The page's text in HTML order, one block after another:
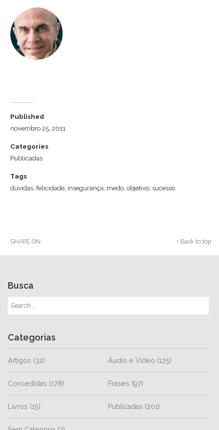
Published
novembro 25, 2011
Categories
Publicadas
Tags
dúvidas,felicidade, insegurança, medo,objetivo,sucesso
SHARE ON: ↑ Back to top
Busca
Categorias
Artigos (32) Áudio e Vídeo (125)
Concedidas (178) Frases (97)
Livros (15) Publicadas (201)